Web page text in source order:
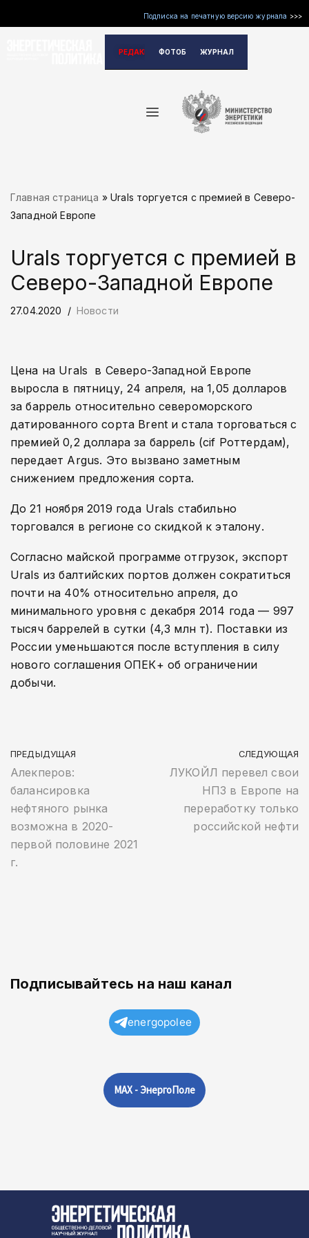
Подписка на печатную версию журнала >>>
РЕДАКЦИЯФОТОБАНКЖУРНАЛ
Главная страница »Urals торгуется с премией в Северо-
Западной Европе
Urals торгуется с премией в
Северо-Западной Европе
27.04.2020 Новости
Цена на Urals в Северо-Западной Европе
выросла в пятницу, 24 апреля, на 1,05 долларов
за баррель относительно североморского
датированного сорта Brent и стала торговаться с
премией 0,2 доллара за баррель (cif Роттердам),
передает Argus. Это вызвано заметным
снижением предложения сорта.
До 21 ноября 2019 года Urals стабильно
торговался в регионе со скидкой к эталону.
Согласно майской программе отгрузок, экспорт
Urals из балтийских портов должен сократиться
почти на 40% относительно апреля, до
минимального уровня с декабря 2014 года — 997
тысяч баррелей в сутки (4,3 млн т). Поставки из
России уменьшаются после вступления в силу
нового соглашения ОПЕК+ об ограничении
добычи.
ПРЕДЫДУЩАЯ
Алекперов:
балансировка
нефтяного рынка
возможна в 2020-
первой половине 2021
г.
СЛЕДУЮЩАЯ
ЛУКОЙЛ перевел свои
НПЗ в Европе на
переработку только
российской нефти
Подписывайтесь на наш канал
energopolee
MAX - ЭнергоПоле